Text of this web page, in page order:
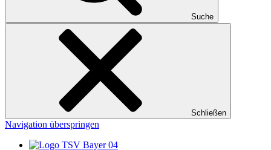
Suche
Schließen
Navigation überspringen